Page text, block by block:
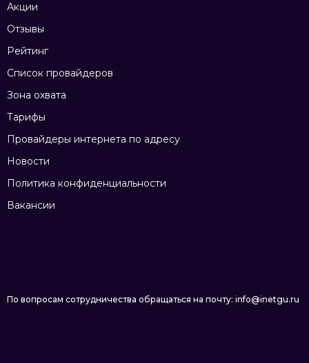
Акции
Отзывы
Рейтинг
Список провайдеров
Зона охвата
Тарифы
Провайдеры интернета по адресу
Новости
Политика конфиденциальности
Вакансии
По вопросам сотрудничества обращаться на почту: info@inetgu.ru